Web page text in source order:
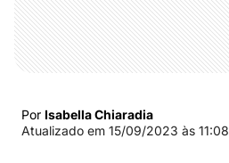
Por Isabella Chiaradia
Atualizado em 15/09/2023 às 11:08